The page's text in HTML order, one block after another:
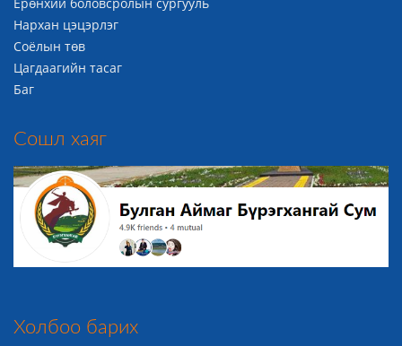
Нархан цэцэрлэг
Соёлын төв
Цагдаагийн тасаг
Баг
Сошл хаяг
Холбоо барих